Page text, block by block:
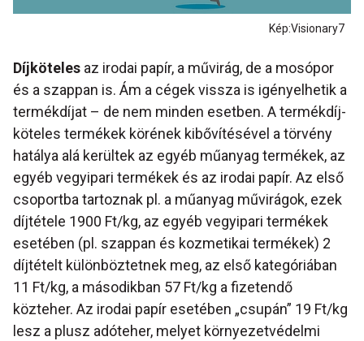
Kép:Visionary7
Díjköteles az irodai papír, a művirág, de a mosópor
és a szappan is. Ám a cégek vissza is igényelhetik a
termékdíjat – de nem minden esetben. A termékdíj-
köteles termékek körének kibővítésével a törvény
hatálya alá kerültek az egyéb műanyag termékek, az
egyéb vegyipari termékek és az irodai papír. Az első
csoportba tartoznak pl. a műanyag művirágok, ezek
díjtétele 1900 Ft/kg, az egyéb vegyipari termékek
esetében (pl. szappan és kozmetikai termékek) 2
díjtételt különböztetnek meg, az első kategóriában
11 Ft/kg, a másodikban 57 Ft/kg a fizetendő
közteher. Az irodai papír esetében „csupán” 19 Ft/kg
lesz a plusz adóteher, melyet környezetvédelmi